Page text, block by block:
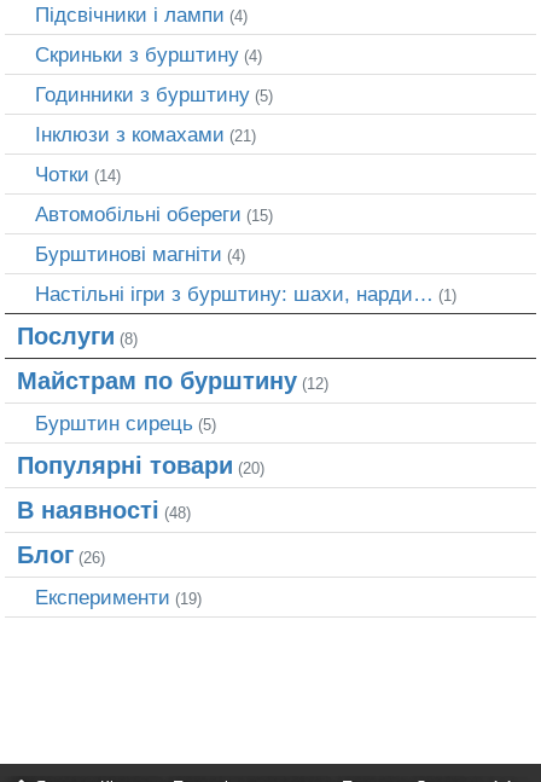
Підсвічники і лампи (4)
Скриньки з бурштину (4)
Годинники з бурштину (5)
Інклюзи з комахами (21)
Чотки (14)
Автомобільні обереги (15)
Бурштинові магніти (4)
Настільні ігри з бурштину: шахи, нарди… (1)
Послуги (8)
Майстрам по бурштину (12)
Бурштин сирець (5)
Популярні товари (20)
В наявності (48)
Блог (26)
Експерименти (19)